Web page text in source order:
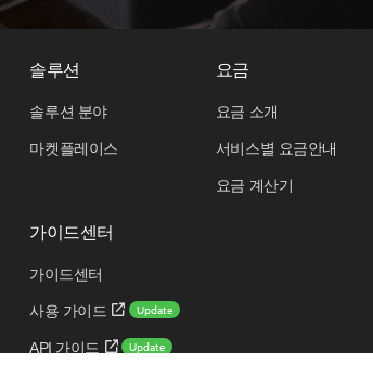
솔루션
솔루션 분야
마켓플레이스
요금
요금 소개
서비스별 요금안내
요금 계산기
가이드센터
가이드센터
사용 가이드 Update
API 가이드 Update